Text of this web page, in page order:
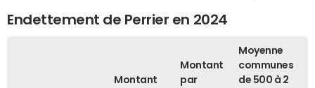
Endettement de Perrier en 2024
Montant
Montant
par
Moyenne
communes
de 500 à 2